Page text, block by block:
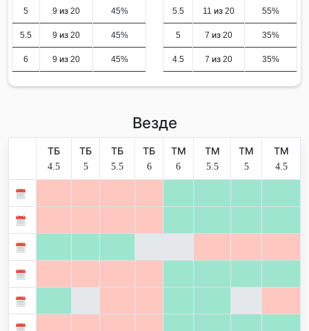
5 9 из 20 45%
5.5 9 из 20 45%
6 9 из 20 45%
5.5 11 из 20 55%
5 7 из 20 35%
4.5 7 из 20 35%
Везде
ТБ
4.5
ТБ
5
ТБ
5.5
ТБ
6
ТМ
6
ТМ
5.5
ТМ
5
ТМ
4.5